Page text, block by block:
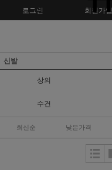
로그인 회원가입
신발
상의
수건
최신순 낮은가격